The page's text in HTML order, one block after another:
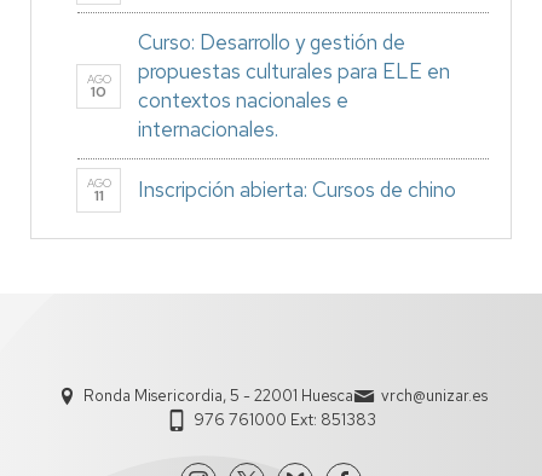
AGO
10
Curso: Desarrollo y gestión de
propuestas culturales para ELE en
contextos nacionales e
internacionales.
AGO
11 Inscripción abierta: Cursos de chino
Ronda Misericordia, 5 - 22001 Huesca
vrch@unizar.es
976 761000 Ext: 851383